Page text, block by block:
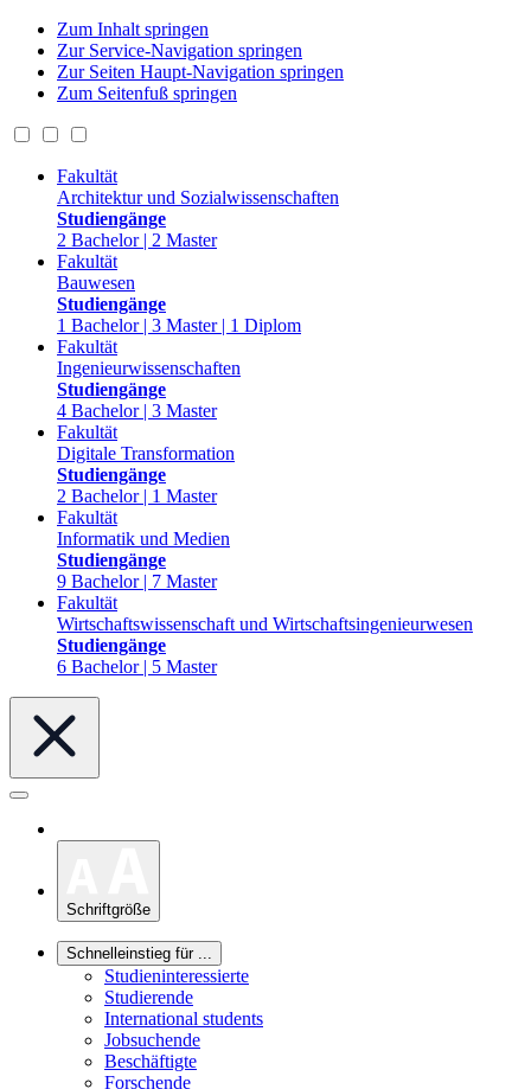
Zum Inhalt springen
Zur Service-Navigation springen
Zur Seiten Haupt-Navigation springen
Zum Seitenfuß springen
Fakultät
Architektur und Sozialwissenschaften
Studiengänge
2 Bachelor | 2 Master
Fakultät
Bauwesen
Studiengänge
1 Bachelor | 3 Master | 1 Diplom
Fakultät
Ingenieurwissenschaften
Studiengänge
4 Bachelor | 3 Master
Fakultät
Digitale Transformation
Studiengänge
2 Bachelor | 1 Master
Fakultät
Informatik und Medien
Studiengänge
9 Bachelor | 7 Master
Fakultät
Wirtschaftswissenschaft und Wirtschaftsingenieurwesen
Studiengänge
6 Bachelor | 5 Master
Schriftgröße
Schnelleinstieg für ...
Studieninteressierte
Studierende
International students
Jobsuchende
Beschäftigte
Forschende